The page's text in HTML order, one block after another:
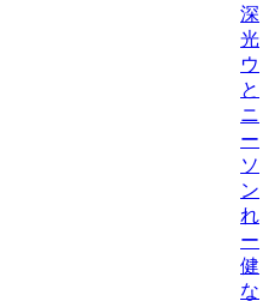
深
光/
ウ
と
ニ
ー
ソ
ン
れ
ー
健
な